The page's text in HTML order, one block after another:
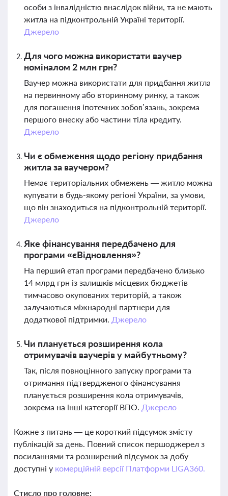
особи з інвалідністю внаслідок війни, та не мають
житла на підконтрольній Україні території.
Джерело
Для чого можна використати ваучер
номіналом 2 млн грн?
Ваучер можна використати для придбання житла
на первинному або вторинному ринку, а також
для погашення іпотечних зобов’язань, зокрема
першого внеску або частини тіла кредиту.
Джерело
Чи є обмеження щодо регіону придбання
житла за ваучером?
Немає територіальних обмежень — житло можна
купувати в будь-якому регіоні України, за умови,
що він знаходиться на підконтрольній території.
Джерело
Яке фінансування передбачено для
програми «єВідновлення»?
На перший етап програми передбачено близько
14 млрд грн із залишків місцевих бюджетів
тимчасово окупованих територій, а також
залучаються міжнародні партнери для
додаткової підтримки. Джерело
Чи планується розширення кола
отримувачів ваучерів у майбутньому?
Так, після повноцінного запуску програми та
отримання підтвердженого фінансування
планується розширення кола отримувачів,
зокрема на інші категорії ВПО. Джерело
Кожне з питань — це короткий підсумок змісту
публікацій за день. Повний список першоджерел з
посиланнями та розширений підсумок за добу
доступні у комерційній версії Платформи LIGA360.
Стисло про головне: